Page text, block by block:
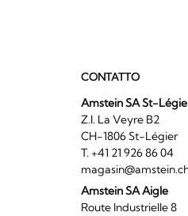
CONTATTO
Amstein SA St-
Z.I. La Veyre
CH-1806 St-
T. +41 21 926 86 04
Amstein SA Aigle
Route Industrielle 8